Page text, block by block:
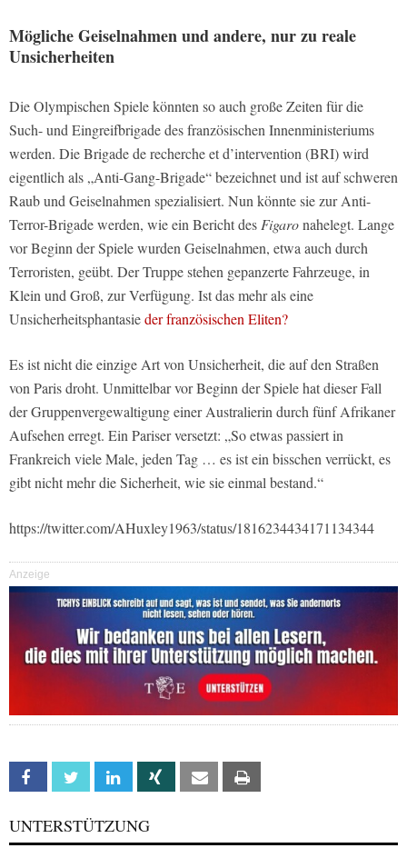
Mögliche Geiselnahmen und andere, nur zu reale
Unsicherheiten
Die Olympischen Spiele könnten so auch große Zeiten für die
Such- und Eingreifbrigade des französischen Innenministeriums
werden. Die Brigade de recherche et d’intervention (BRI) wird
eigentlich als „Anti-Gang-Brigade“ bezeichnet und ist auf schweren
Raub und Geiselnahmen spezialisiert. Nun könnte sie zur Anti-
Terror-Brigade werden, wie ein Bericht des Figaronahelegt. Lange
vor Beginn der Spiele wurden Geiselnahmen, etwa auch durch
Terroristen, geübt. Der Truppe stehen gepanzerte Fahrzeuge, in
Klein und Groß, zur Verfügung. Ist das mehr als eine
Unsicherheitsphantasieder französischen Eliten?
Es ist nicht die einzige Art von Unsicherheit, die auf den Straßen
von Paris droht. Unmittelbar vor Beginn der Spiele hat dieser Fall
der Gruppenvergewaltigung einer Australierin durch fünf Afrikaner
Aufsehen erregt. Ein Pariser versetzt: „So etwas passiert in
Frankreich viele Male, jeden Tag … es ist ein bisschen verrückt, es
gibt nicht mehr die Sicherheit, wie sie einmal bestand.“
https://twitter.com/AHuxley1963/status/1816234434171134344
Anzeige
Facebook Twitter Linkedin Xing Email
UNTERSTÜTZUNG